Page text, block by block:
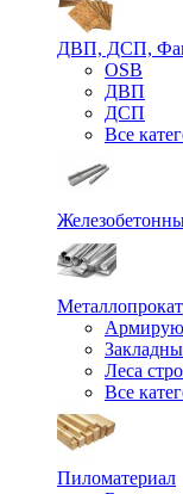
ДВП, ДСП,
OSB
ДВП
ДСП
Все
Металлопрокат
Леса
Все
Пиломатериал